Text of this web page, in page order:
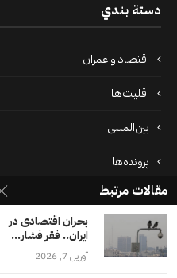
دستة بندي
اقتصاد و عمران
اقلیت‌ها
بین‌المللی
پرونده‌ها
جامعه
دسته بندی نشده
مقالات مرتبط
بحران اقتصادی در
ایران.. فقر فشار...
آوریل 7, 2026